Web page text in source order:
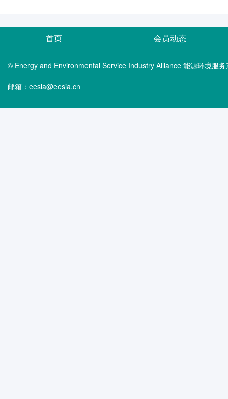
首页 会员动态
© Energy and Environmental Service Industry Alliance 能源环境服
邮箱：eesia@eesia.cn